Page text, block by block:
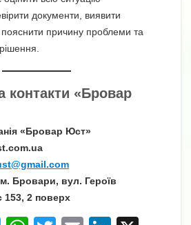
документи, виявити
причину проблеми та
контакти «Бровар
«Бровар Юст»
м. Бровари, вул. Героїв
153, 2 поверх